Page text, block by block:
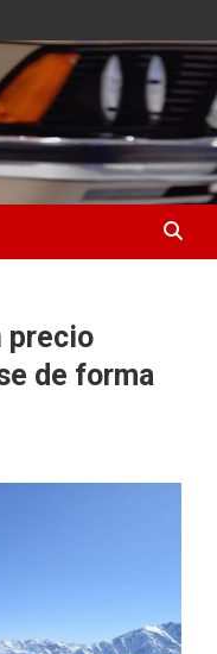
el sector automotriz
precio
de forma